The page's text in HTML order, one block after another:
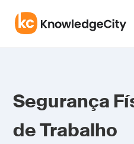
Segurança
de Trabalho